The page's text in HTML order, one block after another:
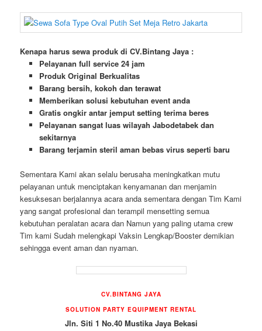
Kenapa harus sewa produk di CV.Bintang Jaya :
Pelayanan full service 24 jam
Produk Original Berkualitas
Barang bersih, kokoh dan terawat
Memberikan solusi kebutuhan event anda
Gratis ongkir antar jemput setting terima beres
Pelayanan sangat luas wilayah Jabodetabek dan
sekitarnya
Barang terjamin steril aman bebas virus seperti baru
Sementara Kami akan selalu berusaha meningkatkan mutu
pelayanan untuk menciptakan kenyamanan dan menjamin
kesuksesan berjalannya acara anda sementara dengan Tim Kami
yang sangat profesional dan terampil mensetting semua
kebutuhan peralatan acara dan Namun yang paling utama crew
Tim kami Sudah melengkapi Vaksin Lengkap/Booster demikian
sehingga event aman dan nyaman.
CV.BINTANG JAYA
SOLUTION PARTY EQUIPMENT RENTAL
Jln. Siti 1 No.40 Mustika Jaya Bekasi